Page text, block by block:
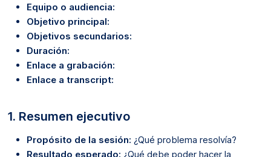
Equipo o audiencia:
Objetivo principal:
Objetivos secundarios:
Duración:
Enlace a grabación:
Enlace a transcript:
1. Resumen ejecutivo
Propósito de la sesión: ¿Qué problema resolvía?
Resultado esperado: ¿Qué debe poder hacer la